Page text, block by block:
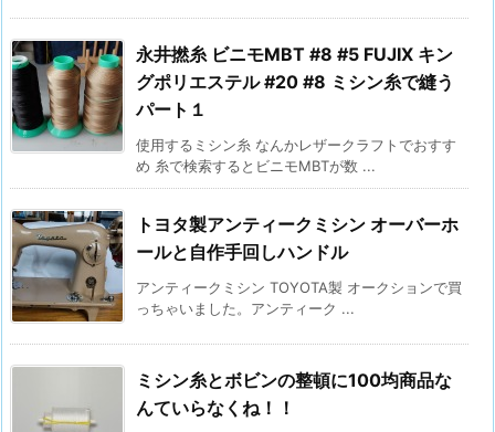
永井撚糸 ビニモMBT #8 #5 FUJIX キン
グポリエステル #20 #8 ミシン糸で縫う
パート１
使用するミシン糸 なんかレザークラフトでおすす
め 糸で検索するとビニモMBTが数 ...
トヨタ製アンティークミシン オーバーホ
ールと自作手回しハンドル
アンティークミシン TOYOTA製 オークションで買
っちゃいました。アンティーク ...
ミシン糸とボビンの整頓に100均商品な
んていらなくね！！